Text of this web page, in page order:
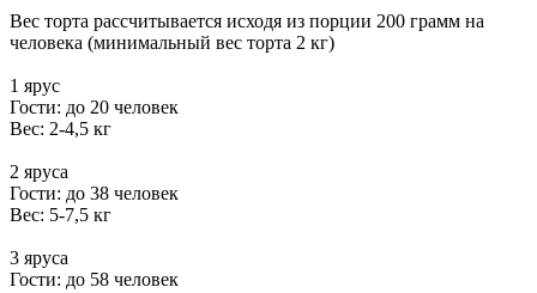
Вес торта рассчитывается исходя из порции 200 грамм на
человека (минимальный вес торта 2 кг)
1 ярус
Гости: до 20 человек
Вес: 2-4,5 кг
2 яруса
Гости: до 38 человек
Вес: 5-7,5 кг
3 яруса
Гости: до 58 человек